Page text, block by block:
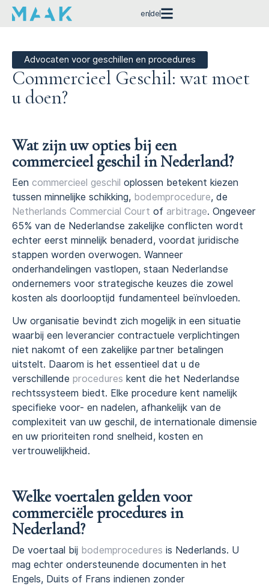
en de
Advocaten voor geschillen en procedures
Commercieel Geschil: wat moet
u doen?
Wat zijn uw opties bij een
commercieel geschil in Nederland?
Een commercieel geschil oplossen betekent kiezen
tussen minnelijke schikking, bodemprocedure, de
Netherlands Commercial Court of arbitrage. Ongeveer
65% van de Nederlandse zakelijke conflicten wordt
echter eerst minnelijk benaderd, voordat juridische
stappen worden overwogen. Wanneer
onderhandelingen vastlopen, staan Nederlandse
ondernemers voor strategische keuzes die zowel
kosten als doorlooptijd fundamenteel beïnvloeden.
Uw organisatie bevindt zich mogelijk in een situatie
waarbij een leverancier contractuele verplichtingen
niet nakomt of een zakelijke partner betalingen
uitstelt. Daarom is het essentieel dat u de
verschillende procedures kent die het Nederlandse
rechtssysteem biedt. Elke procedure kent namelijk
specifieke voor- en nadelen, afhankelijk van de
complexiteit van uw geschil, de internationale dimensie
en uw prioriteiten rond snelheid, kosten en
vertrouwelijkheid.
Welke voertalen gelden voor
commerciële procedures in
Nederland?
De voertaal bij bodemprocedures is Nederlands. U
mag echter ondersteunende documenten in het
Engels, Duits of Frans indienen zonder